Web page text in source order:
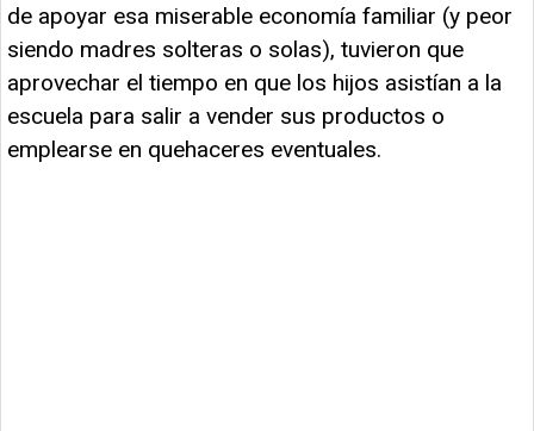
de apoyar esa miserable economía familiar (y peor
siendo madres solteras o solas), tuvieron que
aprovechar el tiempo en que los hijos asistían a la
escuela para salir a vender sus productos o
emplearse en quehaceres eventuales.